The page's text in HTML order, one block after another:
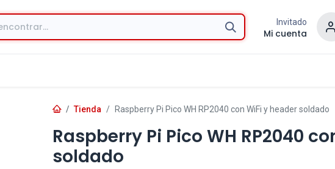
Invitado
Mi cuenta
Tienda Raspberry Pi Pico WH RP2040 con WiFi y header soldado
Raspberry Pi Pico WH RP2040
soldado